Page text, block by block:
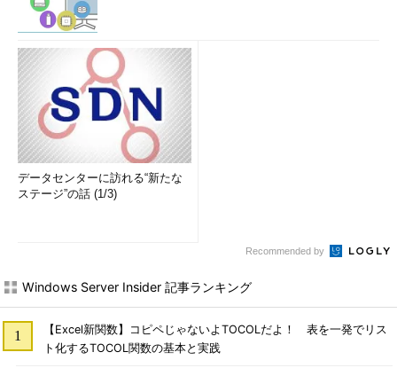
データセンターに訪れる“新たな
ステージ”の話 (1/3)
Recommended by
Windows Server Insider 記事ランキング
【Excel新関数】コピペじゃないよTOCOLだよ！ 表を一発でリス
ト化するTOCOL関数の基本と実践